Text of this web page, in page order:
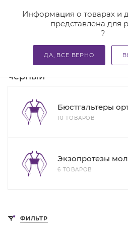
Информация о товарах и
представлена для
?
ДА, ВСЕ ВЕРНО
Главная — Каталог — Товары
Товары после
черный
Бюстгальтеры
10 ТОВАРОВ
Экзопротезы
6 ТОВАРОВ
ФИЛЬТР